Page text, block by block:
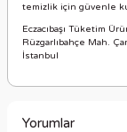
temizlik için güvenle
Eczacıbaşı Tüketim
Rüzgarlıbahçe Mah.
İstanbul
Yorumlar